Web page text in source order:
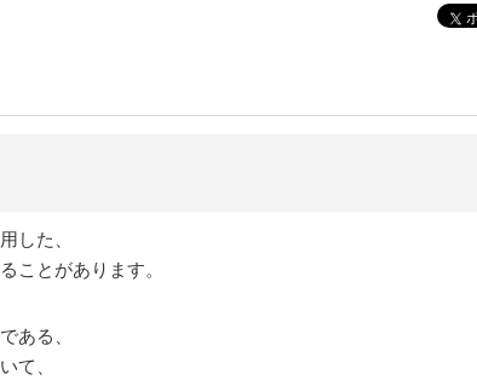
した、
ことがあります。
ある、
て、